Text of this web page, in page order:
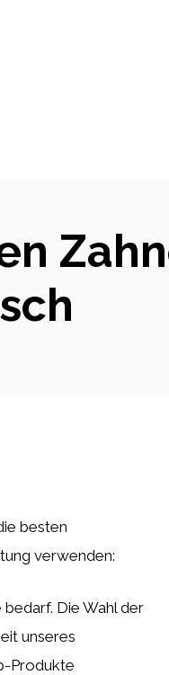
besten
verwenden:
Die Wahl der
unseres
Produkte